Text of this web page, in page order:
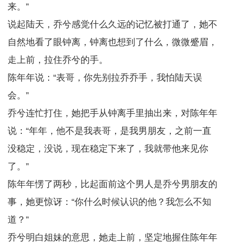
来。”
说起陆天，乔兮感觉什么久远的记忆被打通了，她不
自然地看了眼钟离，钟离也想到了什么，微微蹙眉，
走上前，拉住乔兮的手。
陈年年说：“表哥，你先别拉乔乔手，我怕陆天误
会。”
乔兮连忙打住，她把手从钟离手里抽出来，对陈年年
说：“年年，他不是我表哥，是我男朋友，之前一直
没稳定，没说，现在稳定下来了，我就带他来见你
了。”
陈年年愣了两秒，比起面前这个男人是乔兮男朋友的
事，她更惊讶：“你什么时候认识的他？我怎么不知
道？”
乔兮明白姐妹的意思，她走上前，坚定地握住陈年年